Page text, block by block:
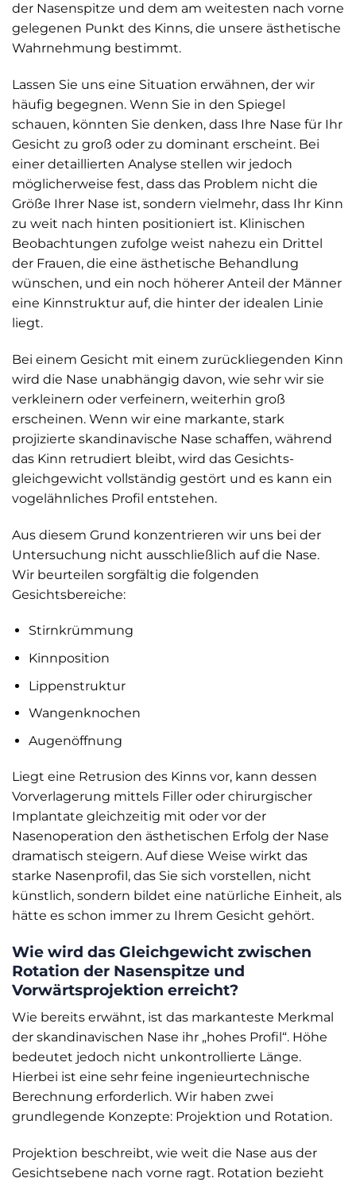
der Nasenspitze und dem am weitesten nach vorne
gelegenen Punkt des Kinns, die unsere ästhetische
Wahrnehmung bestimmt.
Lassen Sie uns eine Situation erwähnen, der wir
häufig begegnen. Wenn Sie in den Spiegel
schauen, könnten Sie denken, dass Ihre Nase für Ihr
Gesicht zu groß oder zu dominant erscheint. Bei
einer detaillierten Analyse stellen wir jedoch
möglicherweise fest, dass das Problem nicht die
Größe Ihrer Nase ist, sondern vielmehr, dass Ihr Kinn
zu weit nach hinten positioniert ist. Klinischen
Beobachtungen zufolge weist nahezu ein Drittel
der Frauen, die eine ästhetische Behandlung
wünschen, und ein noch höherer Anteil der Männer
eine Kinnstruktur auf, die hinter der idealen Linie
liegt.
Bei einem Gesicht mit einem zurückliegenden Kinn
wird die Nase unabhängig davon, wie sehr wir sie
verkleinern oder verfeinern, weiterhin groß
erscheinen. Wenn wir eine markante, stark
projizierte skandinavische Nase schaffen, während
das Kinn retrudiert bleibt, wird das Gesichts­
gleichgewicht vollständig gestört und es kann ein
vogelähnliches Profil entstehen.
Aus diesem Grund konzentrieren wir uns bei der
Untersuchung nicht ausschließlich auf die Nase.
Wir beurteilen sorgfältig die folgenden
Gesichtsbereiche:
Stirnkrümmung
Kinnposition
Lippenstruktur
Wangenknochen
Augenöffnung
Liegt eine Retrusion des Kinns vor, kann dessen
Vorverlagerung mittels Filler oder chirurgischer
Implantate gleichzeitig mit oder vor der
Nasenoperation den ästhetischen Erfolg der Nase
dramatisch steigern. Auf diese Weise wirkt das
starke Nasenprofil, das Sie sich vorstellen, nicht
künstlich, sondern bildet eine natürliche Einheit, als
hätte es schon immer zu Ihrem Gesicht gehört.
Wie wird das Gleichgewicht zwischen
Rotation der Nasenspitze und
Vorwärtsprojektion erreicht?
Wie bereits erwähnt, ist das markanteste Merkmal
der skandinavischen Nase ihr „hohes Profil“. Höhe
bedeutet jedoch nicht unkontrollierte Länge.
Hierbei ist eine sehr feine ingenieurtechnische
Berechnung erforderlich. Wir haben zwei
grundlegende Konzepte: Projektion und Rotation.
Projektion beschreibt, wie weit die Nase aus der
Gesichtsebene nach vorne ragt. Rotation bezieht